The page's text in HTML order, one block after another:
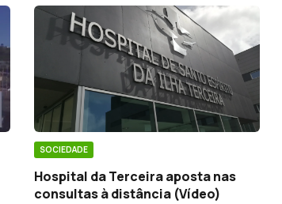
SOCIEDADE
Hospital da Terceira aposta nas
consultas à distância (Vídeo)